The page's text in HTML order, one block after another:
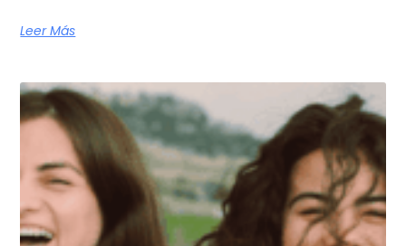
Leer Más